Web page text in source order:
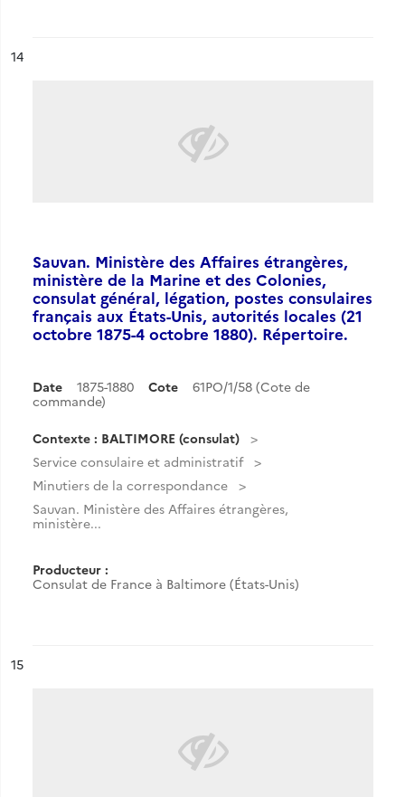
n°
14
Sauvan. Ministère des Affaires étrangères,
ministère de la Marine et des Colonies,
consulat général, légation, postes consulaires
français aux États-Unis, autorités locales (21
octobre 1875-4 octobre 1880). Répertoire.
Date 1875-1880 Cote
61PO/1/58 (Cote de
commande)
Contexte : BALTIMORE (consulat)
Service consulaire et administratif
Minutiers de la correspondance
Sauvan. Ministère des Affaires étrangères,
ministère...
Producteur :
Consulat de France à Baltimore (États-Unis)
n°
15